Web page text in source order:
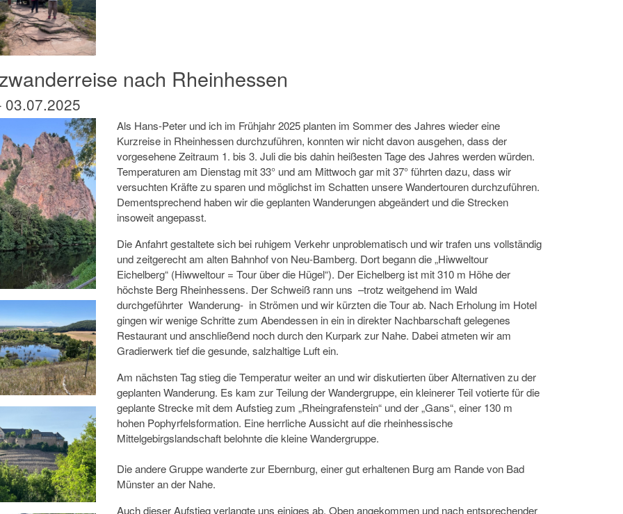
nach Rheinhessen
03.07.2025
Als Hans-Peter und ich im Frühjahr 2025 planten im Sommer des Jahres wieder eine
Kurzreise in Rheinhessen durchzuführen, konnten wir nicht davon ausgehen, dass der
vorgesehene Zeitraum 1. bis 3. Juli die bis dahin heißesten Tage des Jahres werden würden.
Temperaturen am Dienstag mit 33° und am Mittwoch gar mit 37° führten dazu, dass wir
versuchten Kräfte zu sparen und möglichst im Schatten unsere Wandertouren durchzuführen.
Dementsprechend haben wir die geplanten Wanderungen abgeändert und die Strecken
insoweit angepasst.
Die Anfahrt gestaltete sich bei ruhigem Verkehr unproblematisch und wir trafen uns vollständig
und zeitgerecht am alten Bahnhof von Neu-Bamberg. Dort begann die „Hiwweltour
Eichelberg“ (Hiwweltour = Tour über die Hügel“). Der Eichelberg ist mit 310 m Höhe der
höchste Berg Rheinhessens. Der Schweiß rann uns –trotz weitgehend im Wald
durchgeführter Wanderung- in Strömen und wir kürzten die Tour ab. Nach Erholung im Hotel
gingen wir wenige Schritte zum Abendessen in ein in direkter Nachbarschaft gelegenes
Restaurant und anschließend noch durch den Kurpark zur Nahe. Dabei atmeten wir am
Gradierwerk tief die gesunde, salzhaltige Luft ein.
Am nächsten Tag stieg die Temperatur weiter an und wir diskutierten über Alternativen zu der
geplanten Wanderung. Es kam zur Teilung der Wandergruppe, ein kleinerer Teil votierte für die
geplante Strecke mit dem Aufstieg zum „Rheingrafenstein“ und der „Gans“, einer 130 m
hohen Pophyrfelsformation. Eine herrliche Aussicht auf die rheinhessische
Mittelgebirgslandschaft belohnte die kleine Wandergruppe.
Die andere Gruppe wanderte zur Ebernburg, einer gut erhaltenen Burg am Rande von Bad
Münster an der Nahe.
Auch dieser Aufstieg verlangte uns einiges ab. Oben angekommen und nach entsprechender